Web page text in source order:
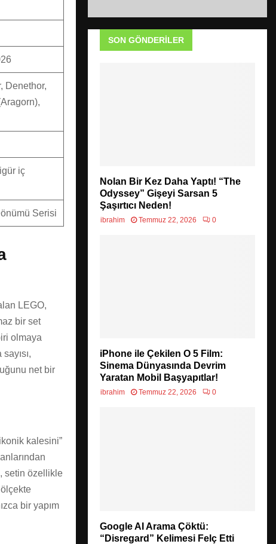
Denethor,
iç
Serisi
LEGO,
bir set
olmaya
net bir
kalesini”
setin özellikle
bir yapım
SON GÖNDERILER
Nolan Bir Kez Daha Yaptı! “The
Odyssey” Gişeyi Sarsan 5
Şaşırtıcı Neden!
ibrahim Temmuz 22, 2026 0
iPhone ile Çekilen O 5 Film:
Sinema Dünyasında Devrim
Yaratan Mobil Başyapıtlar!
ibrahim Temmuz 22, 2026 0
Google AI Arama Çöktü:
“Disregard” Kelimesi Felç Etti